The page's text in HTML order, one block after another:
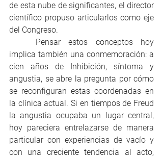
de esta nube de significantes, el director
científico propuso articularlos como eje
del Congreso.
implica también una conmemoración: a
cien años de Inhibición, síntoma y
angustia, se abre la pregunta por cómo
se reconfiguran estas coordenadas en
la clínica actual. Si en tiempos de Freud
la angustia ocupaba un lugar central,
hoy pareciera entrelazarse de manera
particular con experiencias de vacío y
con una creciente tendencia al acto,